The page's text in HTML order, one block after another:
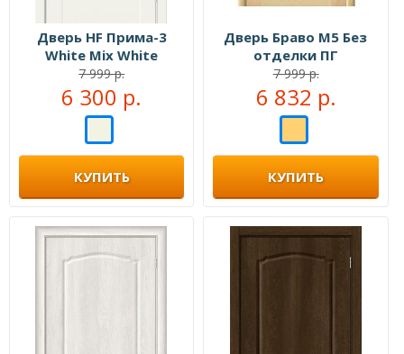
Дверь HF Прима-3
White Mix White
Сrystal
7 999 р.
6 300 р.
КУПИТЬ
Дверь Браво М5 Без
отделки ПГ
7 999 р.
6 832 р.
КУПИТЬ